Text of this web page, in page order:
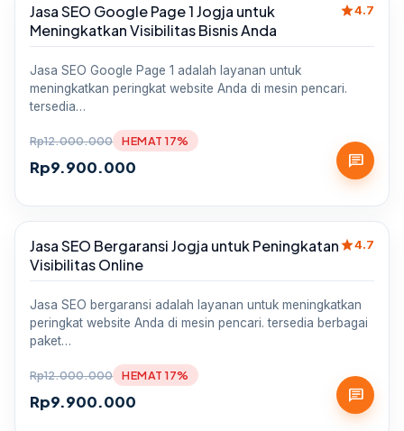
Sale
Jasa SEO Google Page 1 Jogja untuk
Meningkatkan Visibilitas Bisnis Anda
star4.7
Jasa SEO Google Page 1 adalah layanan untuk
meningkatkan peringkat website Anda di mesin pencari.
tersedia…
Rp12.000.000
Rp9.900.000
HEMAT 17%
chat
Sale
Jasa SEO Bergaransi Jogja untuk Peningkatan
Visibilitas Online
star4.7
Jasa SEO bergaransi adalah layanan untuk meningkatkan
peringkat website Anda di mesin pencari. tersedia berbagai
paket…
Rp12.000.000
Rp9.900.000
HEMAT 17%
chat